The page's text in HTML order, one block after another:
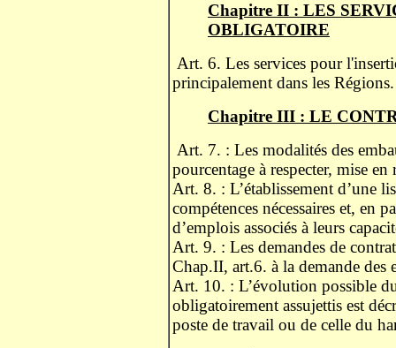
Chapitre II : LES
OBLIGATOIRE
Art. 6. Les services pour
principalement dans les
Chapitre III : LE
Art. 7. : Les modalités des
pourcentage à respecter, mise
Art. 8. : L’établissement d’une
compétences nécessaires et, en
d’emplois associés à leurs
Art. 9. : Les demandes de
Chap.II, art.6. à la demande des
Art. 10. : L’évolution possible
obligatoirement assujettis est
poste de travail ou de celle du